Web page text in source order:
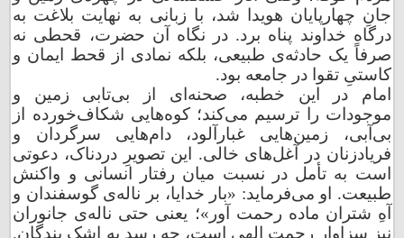
جانِ چهارپایان هویدا شد، با زبانی به نهایت بلاغت به
درگاه خداوند پناه برد. در نگاه آن حضرت، قحطی نه
صرفاً یک حادثه‌ی طبیعی، بلکه نمادی از قحط ایمان و
کاستیِ تقوا در جامعه بود.
امام در این خطبه، صحنه‌ای از بی‌تابی زمین و
موجودات را ترسیم می‌کند؛ کوه‌هایی شکاف‌خورده از
بی‌آبی، زمین‌هایی غبارآلود، دام‌هایی سرگردان و
فریادزنان در آغل‌های خالی. این تصویرِ دردناک، دعوتی
است به تأمل در نسبت میان رفتار انسانی و واکنش
طبیعت. او می‌فرماید: «بار خدایا، بر ناله‌ی گوسفندان و
آهِ شتران ماده رحمت آور»؛ یعنی حتی ناله‌ی جانوران
نیز سزاوار رحمت الهی است، چه رسد به اشکِ بندگان.